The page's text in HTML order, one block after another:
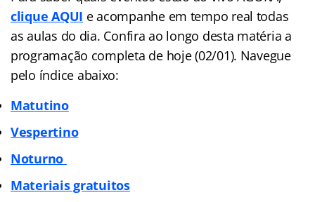
clique AQUI e acompanhe em tempo real todas
as aulas do dia. Confira ao longo desta matéria a
programação completa de hoje (02/01). Navegue
pelo índice abaixo:
Matutino
Vespertino
Noturno
Materiais gratuitos